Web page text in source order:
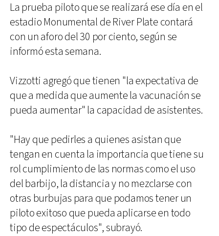
La prueba piloto que se realizará ese día en el
estadio Monumental de River Plate contará
con un aforo del 30 por ciento, según se
informó esta semana.
Vizzotti agregó que tienen "la expectativa de
que a medida que aumente la vacunación se
pueda aumentar" la capacidad de asistentes.
"Hay que pedirles a quienes asistan que
tengan en cuenta la importancia que tiene su
rol cumplimiento de las normas como el uso
del barbijo, la distancia y no mezclarse con
otras burbujas para que podamos tener un
piloto exitoso que pueda aplicarse en todo
tipo de espectáculos", subrayó.